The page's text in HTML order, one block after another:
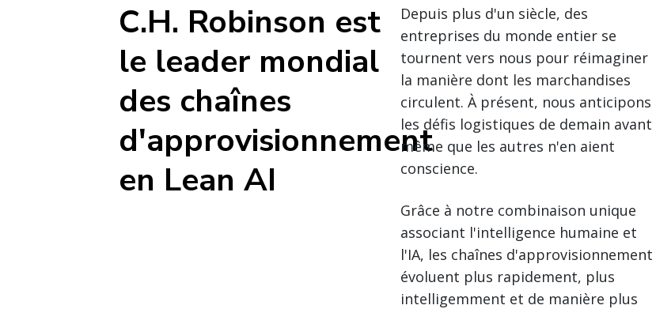
C.H. Robinson est
le leader mondial
des chaînes
d'approvisionnement
en Lean AI
Depuis plus d'un siècle, des
entreprises du monde entier se
tournent vers nous pour réimaginer
la manière dont les marchandises
circulent. À présent, nous anticipons
les défis logistiques de demain avant
même que les autres n'en aient
conscience.
Grâce à notre combinaison unique
associant l'intelligence humaine et
l'IA, les chaînes d'approvisionnement
évoluent plus rapidement, plus
intelligemment et de manière plus